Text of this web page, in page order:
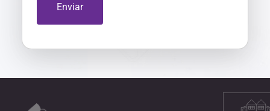
Enviar